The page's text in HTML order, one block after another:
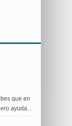
que en
ayuda…